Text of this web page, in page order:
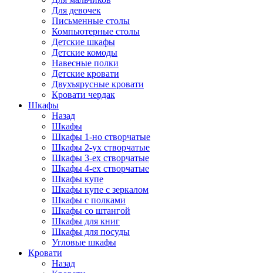
Для девочек
Письменные столы
Компьютерные столы
Детские шкафы
Детские комоды
Навесные полки
Детские кровати
Двухъярусные кровати
Кровати чердак
Шкафы
Назад
Шкафы
Шкафы 1-но створчатые
Шкафы 2-ух створчатые
Шкафы 3-ех створчатые
Шкафы 4-ех створчатые
Шкафы купе
Шкафы купе с зеркалом
Шкафы с полками
Шкафы со штангой
Шкафы для книг
Шкафы для посуды
Угловые шкафы
Кровати
Назад